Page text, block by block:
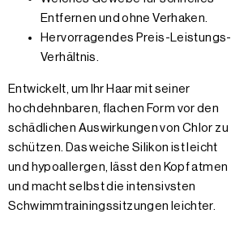
Entfernen und ohne Verhaken.
Hervorragendes Preis-Leistungs-
Verhältnis.
Entwickelt, um Ihr Haar mit seiner
hochdehnbaren, flachen Form vor den
schädlichen Auswirkungen von Chlor zu
schützen. Das weiche Silikon ist leicht
und hypoallergen, lässt den Kopf atmen
und macht selbst die intensivsten
Schwimmtrainingssitzungen leichter.